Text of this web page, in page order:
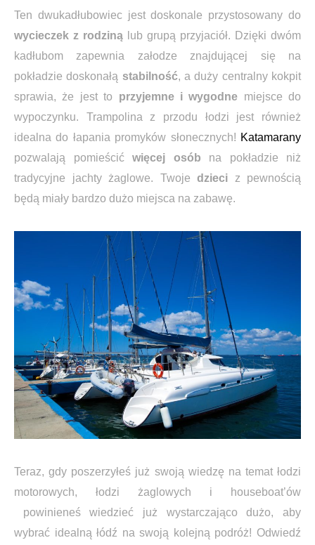
Ten dwukadłubowiec jest doskonale przystosowany do
wycieczek z rodziną lub grupą przyjaciół. Dzięki dwóm
kadłubom zapewnia załodze znajdującej się na
pokładzie doskonałą stabilność, a duży centralny kokpit
sprawia, że jest to przyjemne i wygodne miejsce do
wypoczynku. Trampolina z przodu łodzi jest również
idealna do łapania promyków słonecznych! Katamarany
pozwalają pomieścić więcej osób na pokładzie niż
tradycyjne jachty żaglowe. Twoje dzieci z pewnością
będą miały bardzo dużo miejsca na zabawę.
Teraz, gdy poszerzyłeś już swoją wiedzę na temat łodzi
motorowych, łodzi żaglowych i houseboat’ów
powinieneś wiedzieć już wystarczająco dużo, aby
wybrać idealną łódź na swoją kolejną podróż! Odwiedź